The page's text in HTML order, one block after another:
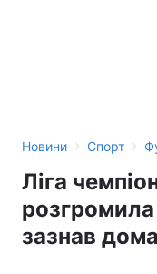
Новини › Спорт ›
Ліга
розгромила
зазнав